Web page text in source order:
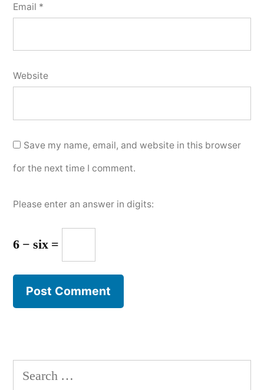
Email *
Website
Save my name, email, and website in this browser
for the next time I comment.
Please enter an answer in digits:
6 − six =
Search